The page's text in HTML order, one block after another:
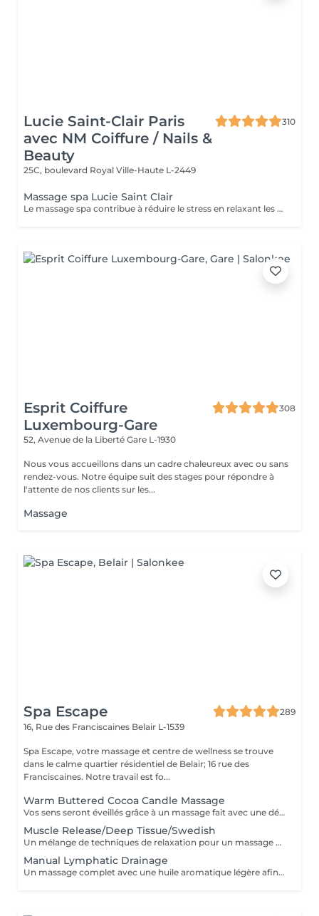
Lucie Saint-Clair Paris
avec NM Coiffure / Nails &
Beauty
310
25C, boulevard Royal Ville-Haute L-2449
Massage spa Lucie Saint Clair
Le massage spa contribue à réduire le stress en relaxant les muscles et en libérant vos endorphines .
Esprit Coiffure
Luxembourg-Gare
308
52, Avenue de la Liberté Gare L-1930
Nous vous accueillons dans un cadre chaleureux avec ou sans
rendez-vous. Notre équipe suit des stages pour répondre à
l'attente de nos clients sur les...
Massage
Spa Escape
289
16, Rue des Franciscaines Belair L-1539
Spa Escape, votre massage et centre de wellness se trouve
dans le calme quartier résidentiel de Belair; 16 rue des
Franciscaines. Notre travail est fo...
Warm Buttered Cocoa Candle Massage
Vos sens seront éveillés grâce à un massage fait avec une délicate barre fondante parfumée. Une douce et profonde relaxation s'installera et glissera sur votre corps en diffusant sa chaleur et sa douceur. Ce soin commence par un rafraîchissement stimulant des pieds pour favoriser la circulation sanguine et la relaxation. Pression légère à médium
Muscle Release/Deep Tissue/Swedish
Un mélange de techniques de relaxation pour un massage en profondeur adapté à la fatigue de vos muscles et à vos besoins afin d'éliminer le stress de notre quotidien. Ce soin commence par un rafraîchissement stimulant des pieds pour favoriser la circulation sanguine et la relaxation.
Manual Lymphatic Drainage
Un massage complet avec une huile aromatique légère afin d'éliminer les toxines de votre système lymphatique. Ce massage par pression très légère est cependant très efficace. Il élimine les toxines, réduit la rétention d'eau, C'est une merveilleuse detox pour votre corps